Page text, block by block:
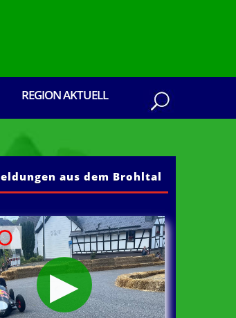
REGION AKTUELL
Senden Sie ihre
aus dem Brohltal